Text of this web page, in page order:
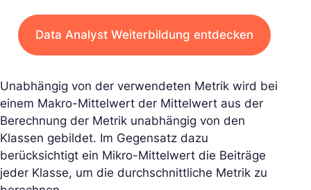
Data Analyst Weiterbildung entdecken
Unabhängig von der verwendeten Metrik wird bei
einem Makro-Mittelwert der Mittelwert aus der
Berechnung der Metrik unabhängig von den
Klassen gebildet. Im Gegensatz dazu
berücksichtigt ein Mikro-Mittelwert die Beiträge
jeder Klasse, um die durchschnittliche Metrik zu